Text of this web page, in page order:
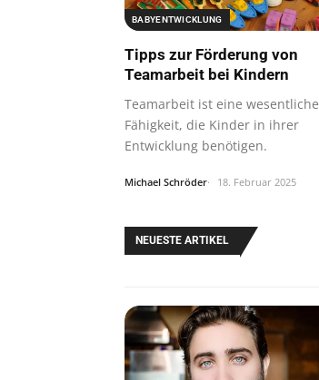
BABYENTWICKLUNG
Tipps zur Förderung von
Teamarbeit bei Kindern
Teamarbeit ist eine wesentliche
Fähigkeit, die Kinder in ihrer
Entwicklung benötigen.
Michael Schröder 18. Februar 2025
NEUESTE ARTIKEL